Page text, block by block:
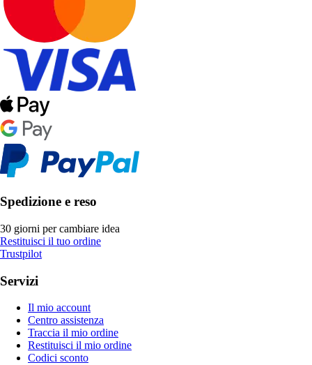
Spedizione e reso
30 giorni per cambiare idea
Restituisci il tuo ordine
Trustpilot
Servizi
Il mio account
Centro assistenza
Traccia il mio ordine
Restituisci il mio ordine
Codici sconto